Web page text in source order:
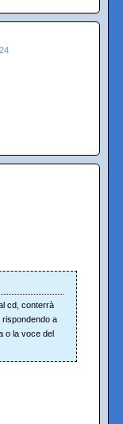
cd, conterrà
rispondendo a
o la voce del